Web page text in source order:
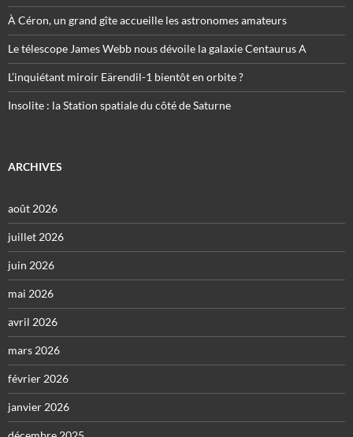
À Céron, un grand gîte accueille les astronomes amateurs
Le télescope James Webb nous dévoile la galaxie Centaurus A
L’inquiétant miroir Eärendil-1 bientôt en orbite ?
Insolite : la Station spatiale du côté de Saturne
ARCHIVES
août 2026
juillet 2026
juin 2026
mai 2026
avril 2026
mars 2026
février 2026
janvier 2026